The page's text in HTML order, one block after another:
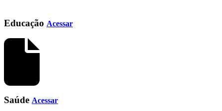
Educação Acessar
Saúde Acessar